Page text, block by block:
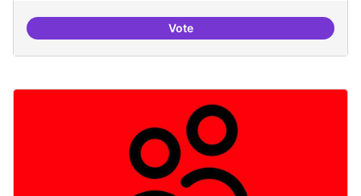
VoteRevisió interna del Model de